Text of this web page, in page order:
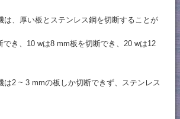
は、厚い板とステンレス鋼を切断することが
でき、10 wは8 mm板を切断でき、20 wは12
は2 ~ 3 mmの板しか切断できず、ステンレス